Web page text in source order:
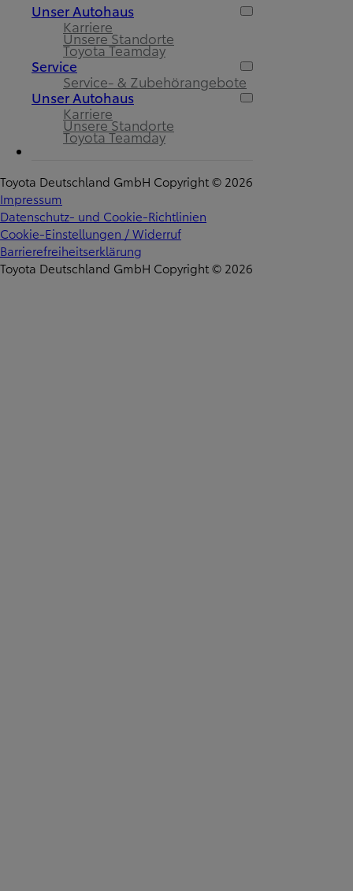
Unser Autohaus
Karriere
Unsere Standorte
Toyota Teamday
Service
Service- & Zubehörangebote
Unser Autohaus
Karriere
Unsere Standorte
Toyota Teamday
Toyota Deutschland GmbH Copyright © 2026
Impressum
Datenschutz- und Cookie-Richtlinien
Cookie-Einstellungen / Widerruf
Barrierefreiheitserklärung
Toyota Deutschland GmbH Copyright © 2026